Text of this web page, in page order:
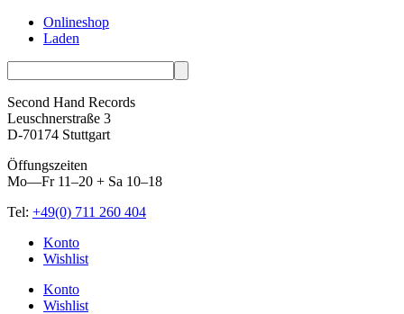
Onlineshop
Laden
Second Hand Records
Leuschnerstraße 3
D-70174 Stuttgart
Öffungszeiten
Mo—Fr 11–20 + Sa 10–18
Tel: +49(0) 711 260 404
Skip
Konto
Wishlist
Konto
Wishlist